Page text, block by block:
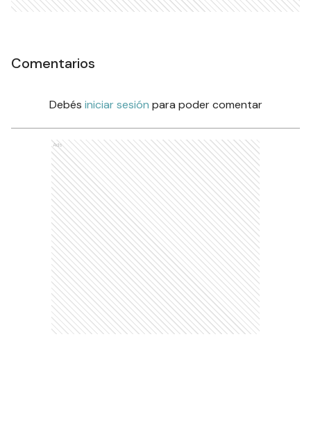
Comentarios
Debés iniciar sesión para poder comentar
Ads